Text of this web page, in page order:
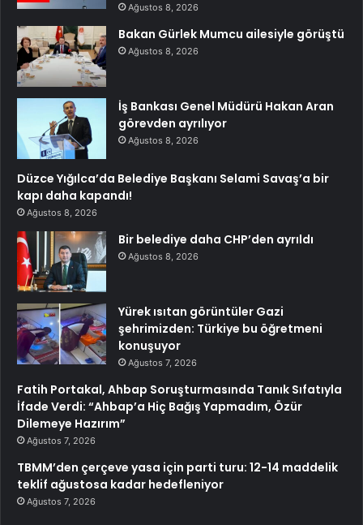
Ağustos 8, 2026
Bakan Gürlek Mumcu ailesiyle görüştü
Ağustos 8, 2026
İş Bankası Genel Müdürü Hakan Aran
görevden ayrılıyor
Ağustos 8, 2026
Düzce Yığılca’da Belediye Başkanı Selami Savaş’a bir
kapı daha kapandı!
Ağustos 8, 2026
Bir belediye daha CHP’den ayrıldı
Ağustos 8, 2026
Yürek ısıtan görüntüler Gazi
şehrimizden: Türkiye bu öğretmeni
konuşuyor
Ağustos 7, 2026
Fatih Portakal, Ahbap Soruşturmasında Tanık Sıfatıyla
İfade Verdi: “Ahbap’a Hiç Bağış Yapmadım, Özür
Dilemeye Hazırım”
Ağustos 7, 2026
TBMM’den çerçeve yasa için parti turu: 12-14 maddelik
teklif ağustosa kadar hedefleniyor
Ağustos 7, 2026